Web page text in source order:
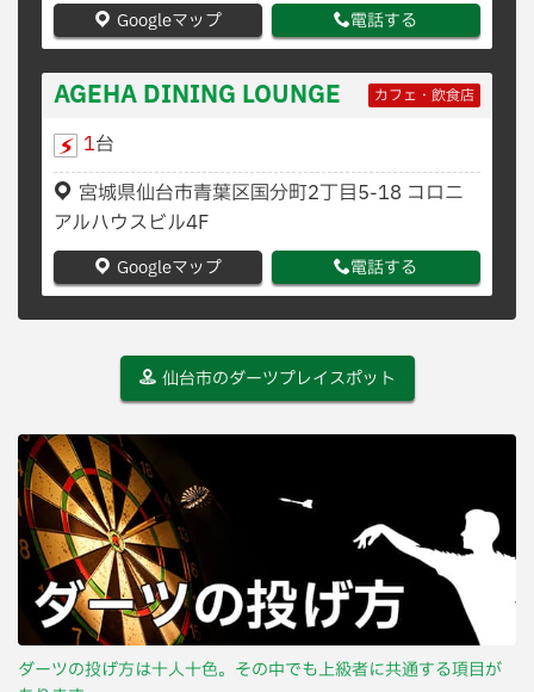
Googleマップ 電話する
AGEHA DINING LOUNGE カフェ・飲食店
1台
宮城県仙台市青葉区国分町2丁目5-18 コロニ
アルハウスビル4F
Googleマップ 電話する
仙台市のダーツプレイスポット
ダーツの投げ方は十人十色。その中でも上級者に共通する項目が